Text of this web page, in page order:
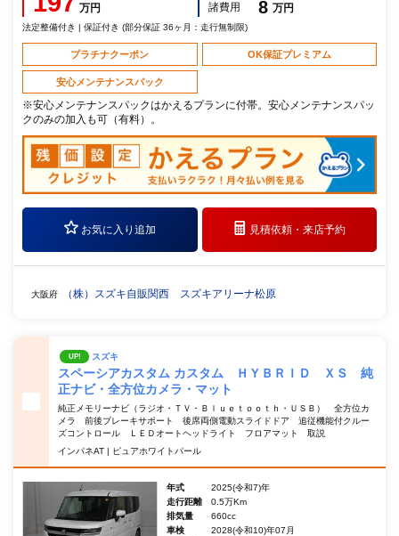
万円 諸費用 8 万円
法定整備付き | 保証付き (部分保証 36ヶ月：走行無制限)
プラチナクーポン OK保証プレミアム
安心メンテナンスパック
※安心メンテナンスパックはかえるプランに付帯。安心メンテナンスパッ
クのみの加入も可（有料）。
お気に入り追加 見積依頼・来店予約
大阪府 （株）スズキ自販関西 スズキアリーナ松原
UP! スズキ
スペーシアカスタム カスタム ＨＹＢＲＩＤ ＸＳ 純
正ナビ・全方位カメラ・マット
純正メモリーナビ（ラジオ・ＴＶ・Ｂｌｕｅｔｏｏｔｈ・ＵＳＢ） 全方位カ
メラ 前後ブレーキサポート 後席両側電動スライドドア 追従機能付クルー
ズコントロール ＬＥＤオートヘッドライト フロアマット 取説
インパネAT | ピュアホワイトパール
年式
2025(令和7)年
走行距離
0.5万Km
排気量
660cc
車検
2028(令和10)年07月